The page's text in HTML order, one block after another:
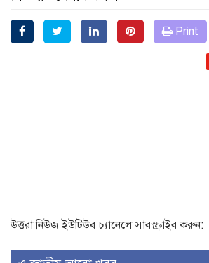
Print
উত্তরা নিউজ ইউটিউব চ্যানেলে সাবস্ক্রাইব করুন: